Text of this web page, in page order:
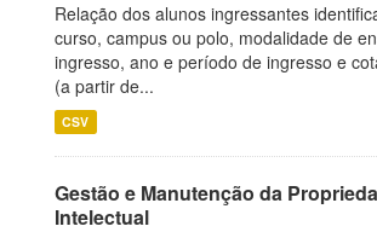
Relação dos alunos ingressantes
curso, campus ou polo, modalidade de
ingresso, ano e período de ingresso e
(a partir de...
CSV
Gestão e Manutenção da
Intelectual